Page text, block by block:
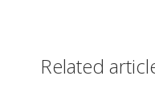
Related